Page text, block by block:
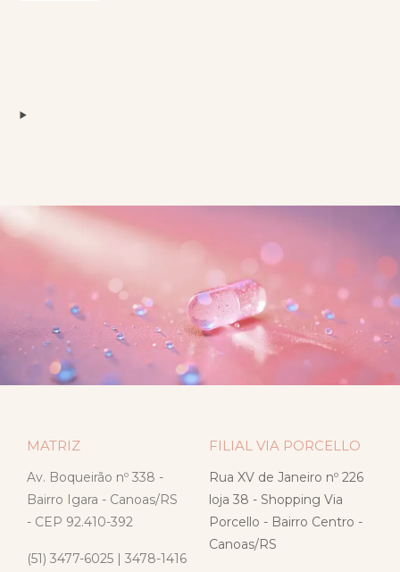
MATRIZ
Av. Boqueirão nº 338 -
Bairro Igara - Canoas/RS
- CEP 92.410-392
(51) 3477-6025 | 3478-1416
FILIAL VIA PORCELLO
Rua XV de Janeiro nº 226
loja 38 - Shopping Via
Porcello - Bairro Centro -
Canoas/RS